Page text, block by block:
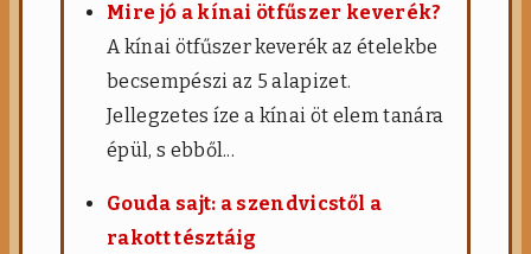
Mire jó a kínai ötfűszer keverék?
A kínai ötfűszer keverék az ételekbe
becsempészi az 5 alapizet.
Jellegzetes íze a kínai öt elem tanára
épül, s ebből...
Gouda sajt: a szendvicstől a
rakott tésztáig